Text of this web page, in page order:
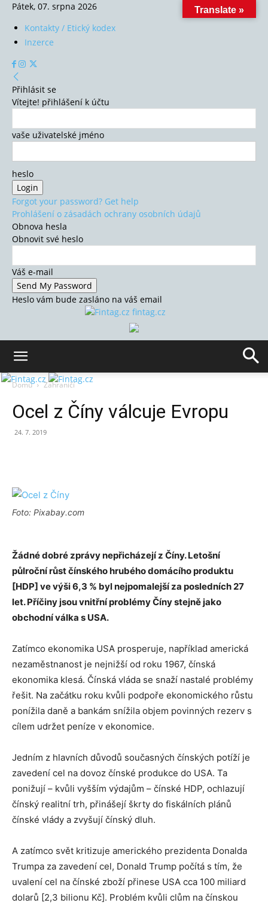
Pátek, 07. srpna 2026
Kontakty / Etický kodex
Inzerce
Přihlásit se
Vítejte! přihlášení k účtu
vaše uživatelské jméno
heslo
Forgot your password? Get help
Prohlášení o zásadách ochrany osobních údajů
Obnova hesla
Obnovit své heslo
Váš e-mail
Heslo vám bude zasláno na váš email
fintag.cz
Domů Zahraničí
Ocel z Číny válcuje Evropu
24. 7. 2019
Foto: Pixabay.com
Žádné dobré zprávy nepřicházejí z Číny. Letošní
půlroční růst čínského hrubého domácího produktu
[HDP] ve výši 6,3 % byl nejpomalejší za posledních 27
let. Příčiny jsou vnitřní problémy Číny stejně jako
obchodní válka s USA.
Zatímco ekonomika USA prosperuje, například americká
nezaměstnanost je nejnižší od roku 1967, čínská
ekonomika klesá. Čínská vláda se snaží nastalé problémy
řešit. Na začátku roku kvůli podpoře ekonomického růstu
ponížila daně a bankám snížila objem povinných rezerv s
cílem udržet peníze v ekonomice.
Jedním z hlavních důvodů současných čínských potíží je
zavedení cel na dovoz čínské produkce do USA. Ta
ponižují – kvůli vyšším výdajům – čínské HDP, ochlazují
čínský realitní trh, přinášejí škrty do fiskálních plánů
čínské vlády a zvyšují čínský dluh.
A zatímco svět kritizuje amerického prezidenta Donalda
Trumpa za zavedení cel, Donald Trump počítá s tím, že
uvalení cel na čínské zboží přinese USA cca 100 miliard
dolarů [2,3 bilionu Kč]. Problém kvůli clům na čínskou
Translate »